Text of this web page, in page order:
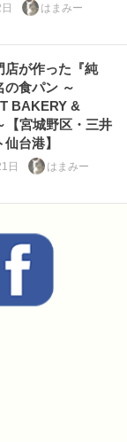
はまみー
店が作った『純
の食パン ～
BAKERY &
【宮城野区・三井
台港】
日 はまみー